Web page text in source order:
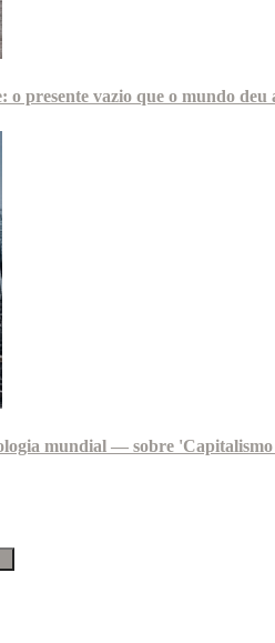
o presente vazio que o mundo deu
mundial — sobre